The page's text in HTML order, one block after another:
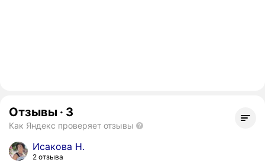
Отзывы · 3
Как Яндекс проверяет отзывы
Исакова Н.
2 отзыва